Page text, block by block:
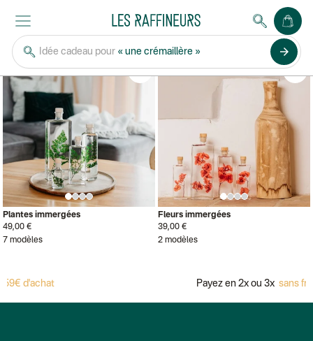
Idée cadeau pour « une crémaillère » arrow_forward
THÉOPHILE BERTHON
Bestseller
Plantes immergées
49,00 €
7 modèles
Fleurs immergées
39,00 €
2 modèles
d'achat Payez en 2x ou 3x sans